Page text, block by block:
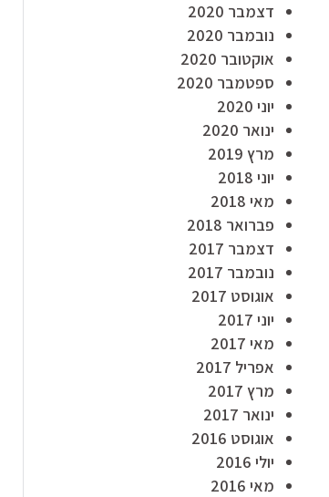
דצמבר 2020
נובמבר 2020
אוקטובר 2020
ספטמבר 2020
יוני 2020
ינואר 2020
מרץ 2019
יוני 2018
מאי 2018
פברואר 2018
דצמבר 2017
נובמבר 2017
אוגוסט 2017
יוני 2017
מאי 2017
אפריל 2017
מרץ 2017
ינואר 2017
אוגוסט 2016
יולי 2016
מאי 2016